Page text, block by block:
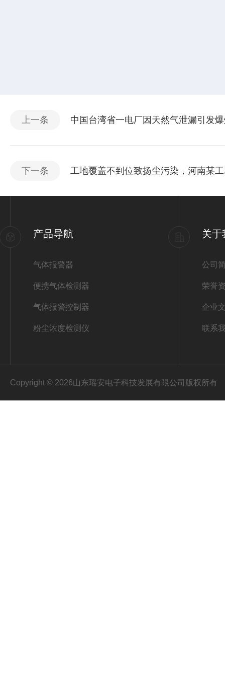
上一条 中国台湾省一电厂因天然气泄漏引发
下一条 工地覆盖不到位致扬尘污染，河南某
产品导航
气体报警器
便携气体检测器
气体报警控制器
粉尘浓度检测仪
关于
公司
荣誉
企业
联系
Copyright © 2026山东瑶安电子科技发展有限公司版权所有